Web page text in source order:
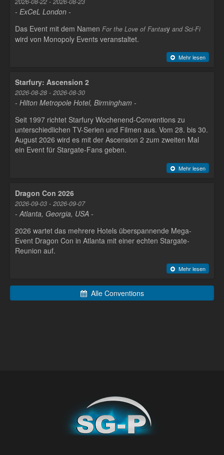
- ExCeL London -
Das Event mit dem Namen For the Love of Fantasy and Sci-Fi
wird von Monopoly Events veranstaltet.
Mehr lesen
Starfury: Ascension 2
2026-08-28 - 2026-08-30
- Hilton Metropole Hotel, Birmingham -
Seit 1997 richtet Starfury Wochenend-Conventions zu
unterschiedlichen TV-Serien und Filmen aus. Vom 28. bis 30.
August 2026 wird es mit der Ascension 2 zum zweiten Mal
ein Event für Stargate-Fans geben.
Mehr lesen
Dragon Con 2026
2026-09-03 - 2026-09-07
- Atlanta, Georgia, USA -
2026 wartet das mehrere Hotels überspannende Mega-
Event Dragon Con in Atlanta mit einer echten Stargate-
Reunion auf.
Mehr lesen
Alle Conventions